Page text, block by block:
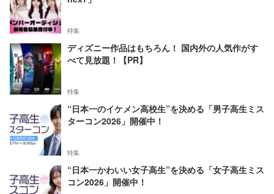
特集
ディズニー作品はもちろん！ 国内外の人気作がす
べて見放題！【PR】
特集
“日本一のイケメン高校生”を決める「男子高生ミス
ターコン2026」開催中！
特集
“日本一かわいい女子高生”を決める「女子高生ミス
コン2026」開催中！